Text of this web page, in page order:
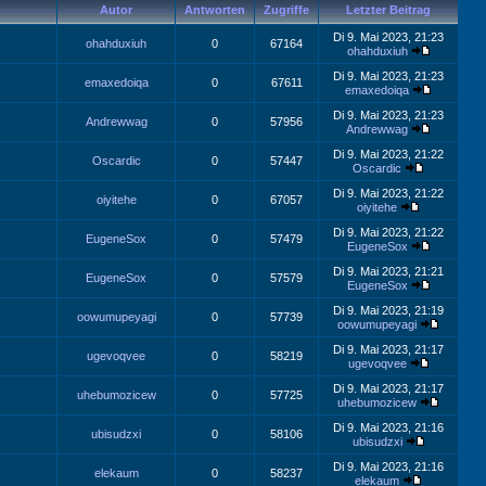
Autor Antworten Zugriffe Letzter Beitrag
ohahduxiuh 0 67164
Di 9. Mai 2023, 21:23
ohahduxiuh
emaxedoiqa 0 67611
Di 9. Mai 2023, 21:23
emaxedoiqa
Andrewwag 0 57956
Di 9. Mai 2023, 21:23
Andrewwag
Oscardic 0 57447
Di 9. Mai 2023, 21:22
Oscardic
oiyitehe 0 67057
Di 9. Mai 2023, 21:22
oiyitehe
EugeneSox 0 57479
Di 9. Mai 2023, 21:22
EugeneSox
EugeneSox 0 57579
Di 9. Mai 2023, 21:21
EugeneSox
oowumupeyagi 0 57739
Di 9. Mai 2023, 21:19
oowumupeyagi
ugevoqvee 0 58219
Di 9. Mai 2023, 21:17
ugevoqvee
uhebumozicew 0 57725
Di 9. Mai 2023, 21:17
uhebumozicew
ubisudzxi 0 58106
Di 9. Mai 2023, 21:16
ubisudzxi
elekaum 0 58237
Di 9. Mai 2023, 21:16
elekaum